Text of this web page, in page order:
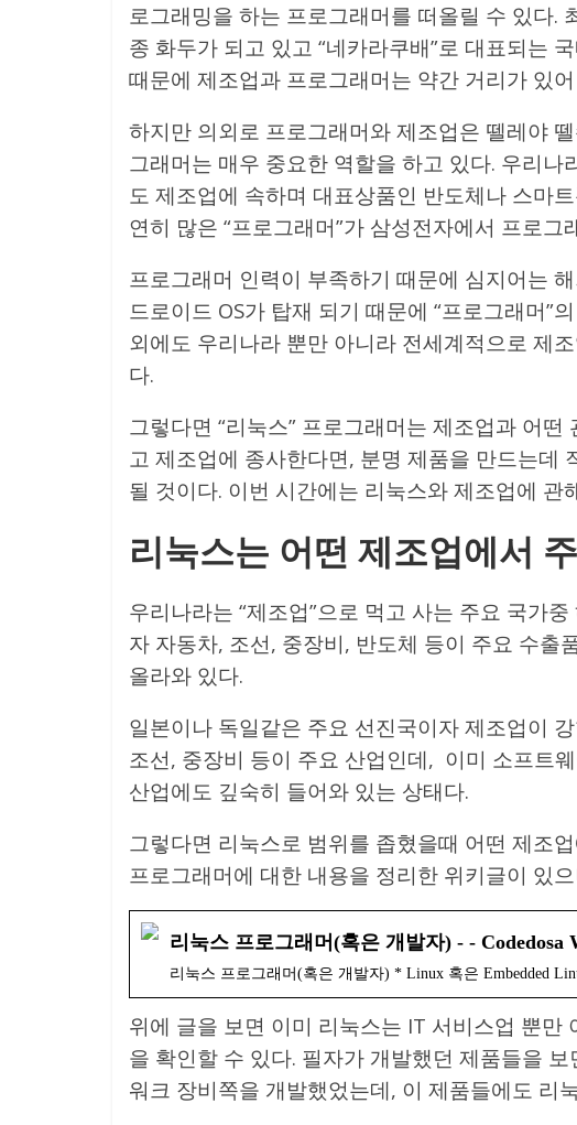
로그래밍을 하는 프로그래머를 떠올릴 수 있다.
종 화두가 되고 있고 “네카라쿠배”로 대표되는
때문에 제조업과 프로그래머는 약간 거리가 있
하지만 의외로 프로그래머와 제조업은 뗄레야
그래머는 매우 중요한 역할을 하고 있다. 우리나
도 제조업에 속하며 대표상품인 반도체나 스마
연히 많은 “프로그래머”가 삼성전자에서 프로그
프로그래머 인력이 부족하기 때문에 심지어는
드로이드 OS가 탑재 되기 때문에 “프로그래머”
외에도 우리나라 뿐만 아니라 전세계적으로 제
다.
그렇다면 “리눅스” 프로그래머는 제조업과 어
고 제조업에 종사한다면, 분명 제품을 만드는데
될 것이다. 이번 시간에는 리눅스와 제조업에 관
리눅스는 어떤 제조업에서
우리나라는 “제조업”으로 먹고 사는 주요 국가
자 자동차, 조선, 중장비, 반도체 등이 주요 수출
올라와 있다.
일본이나 독일같은 주요 선진국이자 제조업이
조선, 중장비 등이 주요 산업인데, 이미 소프트
산업에도 깊숙히 들어와 있는 상태다.
그렇다면 리눅스로 범위를 좁혔을때 어떤 제조
프로그래머에 대한 내용을 정리한 위키글이 있
리눅스 프로그래머(혹은 개발자) - - Codedosa
리눅스 프로그래머(혹은 개발자) * Linux 혹은 Embedded
위에 글을 보면 이미 리눅스는 IT 서비스업 뿐
을 확인할 수 있다. 필자가 개발했던 제품들을
워크 장비쪽을 개발했었는데, 이 제품들에도 리